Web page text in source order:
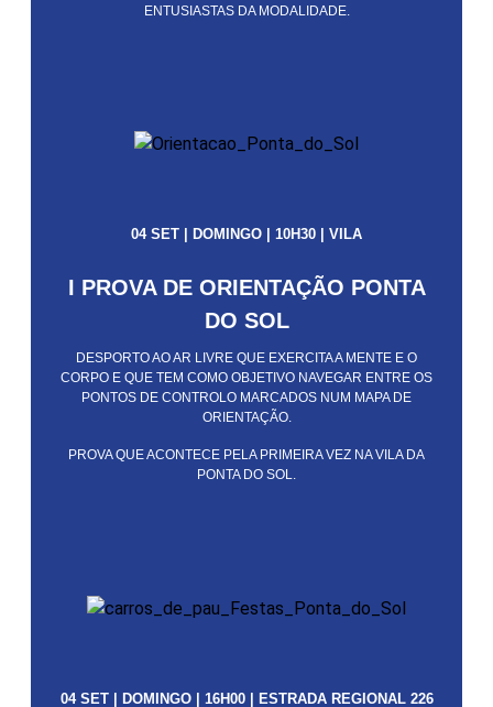
ENTUSIASTAS DA MODALIDADE.
04 SET | DOMINGO | 10H30 | VILA
I PROVA DE ORIENTAÇÃO PONTA
DO SOL
DESPORTO AO AR LIVRE QUE EXERCITA A MENTE E O
CORPO E QUE TEM COMO OBJETIVO NAVEGAR ENTRE OS
PONTOS DE CONTROLO MARCADOS NUM MAPA DE
ORIENTAÇÃO.
PROVA QUE ACONTECE PELA PRIMEIRA VEZ NA VILA DA
PONTA DO SOL.
04 SET | DOMINGO | 16H00 | ESTRADA REGIONAL 226